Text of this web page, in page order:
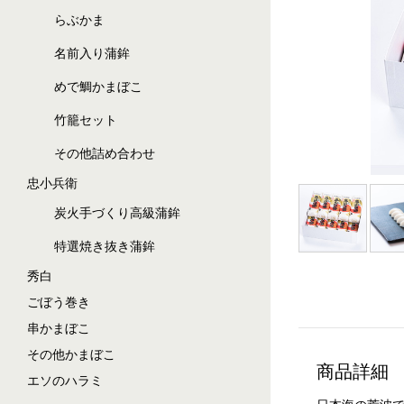
らぶかま
名前入り蒲鉾
めで鯛かまぼこ
竹籠セット
その他詰め合わせ
忠小兵衛
炭火手づくり高級蒲鉾
特選焼き抜き蒲鉾
秀白
ごぼう巻き
串かまぼこ
その他かまぼこ
エソのハラミ
商品詳細